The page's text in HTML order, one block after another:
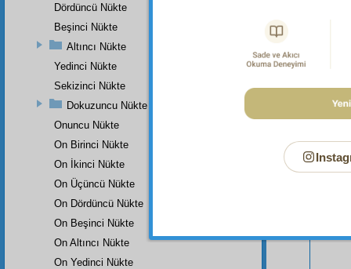
Dördüncü Nükte
Beşinci Nükte
Altıncı Nükte
Yedinci Nükte
Sekizinci Nükte
Dokuzuncu Nükte
Onuncu Nükte
On Birinci Nükte
On İkinci Nükte
On Üçüncü Nükte
On Dördüncü Nükte
On Beşinci Nükte
On Altıncı Nükte
On Yedinci Nükte